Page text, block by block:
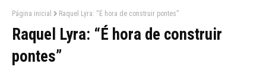
Página inicial Raquel Lyra: “É hora de construir pontes”
Raquel Lyra: “É hora de construir
pontes”